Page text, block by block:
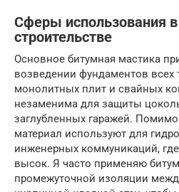
Сферы использования
строительстве
Основное битумная мастика
возведении фундаментов всех
монолитных плит и свайных
незаменима для защиты
заглубленных гаражей.
материал используют для
инженерных коммуникаций,
высок. Я часто применяю
промежуточной изоляции